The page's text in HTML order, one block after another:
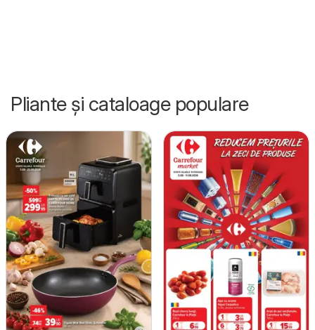
Pliante și cataloage populare